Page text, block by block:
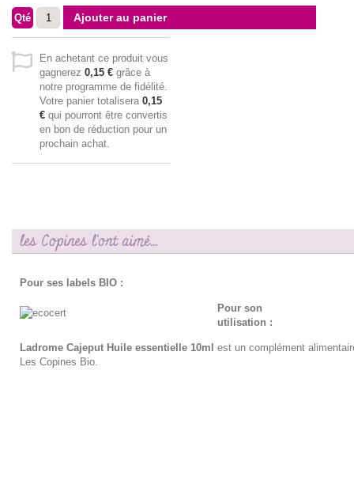
Qté Ajouter au panier
En achetant ce produit vous
gagnerez 0,15 € grâce à
notre programme de fidélité.
Votre panier totalisera 0,15
€ qui pourront être convertis
en bon de réduction pour un
prochain achat.
les Copines l'ont aimé...
Pour ses labels BIO :
Pour son
utilisation :
Ladrome Cajeput Huile essentielle 10ml est un complément
Les Copines Bio.